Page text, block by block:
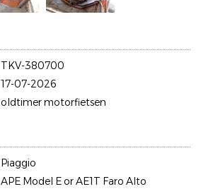
TKV-380700
17-07-2026
oldtimer motorfietsen
Piaggio
APE Model E or AE1T Faro Alto